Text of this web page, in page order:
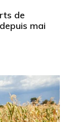
de
mai